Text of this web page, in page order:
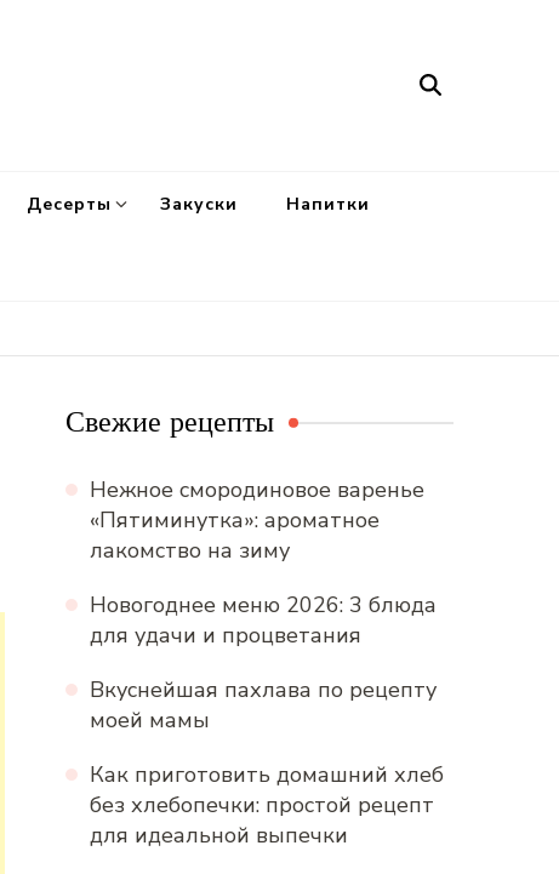
Десерты Закуски Напитки
Свежие рецепты
Нежное смородиновое варенье
«Пятиминутка»: ароматное
лакомство на зиму
Новогоднее меню 2026: 3 блюда
для удачи и процветания
Вкуснейшая пахлава по рецепту
моей мамы
Как приготовить домашний хлеб
без хлебопечки: простой рецепт
для идеальной выпечки